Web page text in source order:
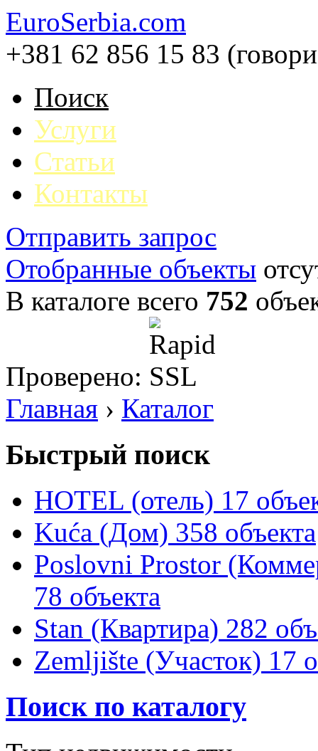
EuroSerbia.com
+381 62 856 15 83
Поиск
Услуги
Статьи
Контакты
Отправить запрос
Отобранные объекты
В каталоге всего 752
Проверено:
Главная › Каталог
Быстрый поиск
HOTEL (отель) 17
Kuća (Дом) 358 объекта
Poslovni Prostor
78 объекта
Stan (Квартира) 282
Zemljište (Участок) 17
Поиск по каталогу